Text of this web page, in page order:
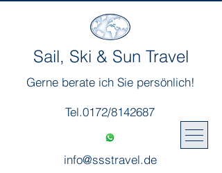
Sail, Ski & Sun Travel
Gerne berate ich Sie persönlich!
Tel.0172/8142687
info@ssstravel.de